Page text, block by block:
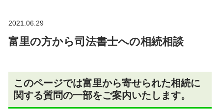
2021.06.29
富里の方から司法書士への相続相談
このページでは富里から寄せられた相続に
関する質問の一部をご案内いたします。